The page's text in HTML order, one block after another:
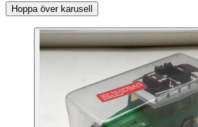
Hoppa över karusell